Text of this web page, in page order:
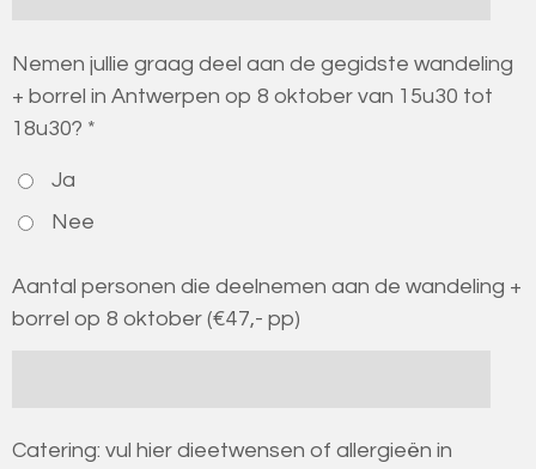
Nemen jullie graag deel aan de gegidste wandeling
+ borrel in Antwerpen op 8 oktober van 15u30 tot
18u30? *
Ja
Nee
Aantal personen die deelnemen aan de wandeling +
borrel op 8 oktober (€47,- pp)
Catering: vul hier dieetwensen of allergieën in